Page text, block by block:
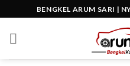
to
content
BENGKEL ARUM SARI |